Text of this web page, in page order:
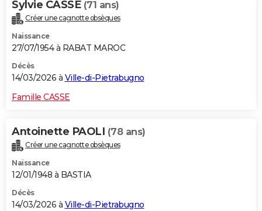
Sylvie CASSE (71 ans)
Créer une cagnotte obsèques
Naissance
27/07/1954 à RABAT MAROC
Décès
14/03/2026 à Ville-di-Pietrabugno
Famille CASSE
Antoinette PAOLI (78 ans)
Créer une cagnotte obsèques
Naissance
12/01/1948 à BASTIA
Décès
14/03/2026 à Ville-di-Pietrabugno